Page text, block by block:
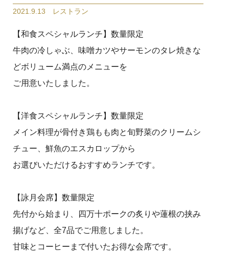
2021.9.13 レストラン
【和食スペシャルランチ】数量限定
牛肉の冷しゃぶ、味噌カツやサーモンのタレ焼きな
どボリューム満点のメニューを
ご用意いたしました。
【洋食スペシャルランチ】数量限定
メイン料理が骨付き鶏もも肉と旬野菜のクリームシ
チュー、鮮魚のエスカロップから
お選びいただけるおすすめランチです。
【詠月会席】数量限定
先付から始まり、四万十ポークの炙りや蓮根の挟み
揚げなど、全7品でご用意しました。
甘味とコーヒーまで付いたお得な会席です。